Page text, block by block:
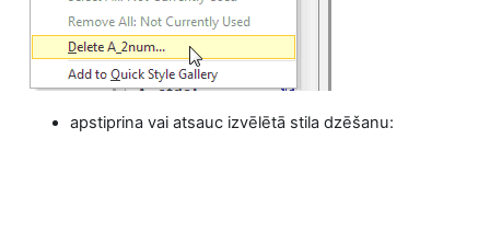
apstiprina vai atsauc izvēlētā stila dzēšanu: